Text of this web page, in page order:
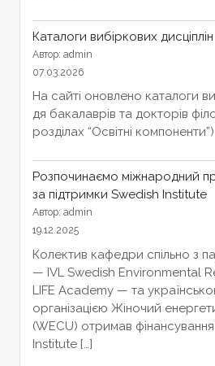
Каталоги вибіркових дисціплін
Автор: admin
07.03.2026
На сайті оновлено каталоги
дя бакалаврів та докторів
розділах “Освітні компоненти”)
Розпочинаємо міжнародний
за підтримки Swedish Institute
Автор: admin
19.12.2025
Колектив кафедри спільно з
— IVL Swedish Environmental
LIFE Academy — та
організацією Жіночий
(WECU) отримав
Institute […]